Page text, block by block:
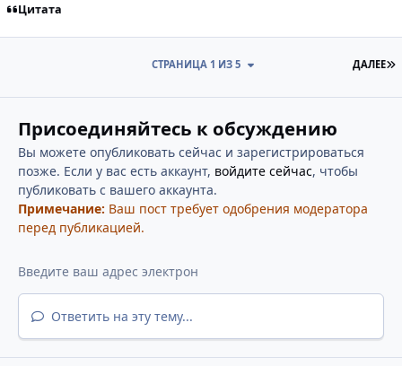
Цитата
ДАЛЕЕ
СТРАНИЦА 1 ИЗ 5
Присоединяйтесь к обсуждению
Вы можете опубликовать сейчас и зарегистрироваться
позже. Если у вас есть аккаунт, войдите сейчас, чтобы
публиковать с вашего аккаунта.
Примечание: Ваш пост требует одобрения модератора
перед публикацией.
Ответить на эту тему...